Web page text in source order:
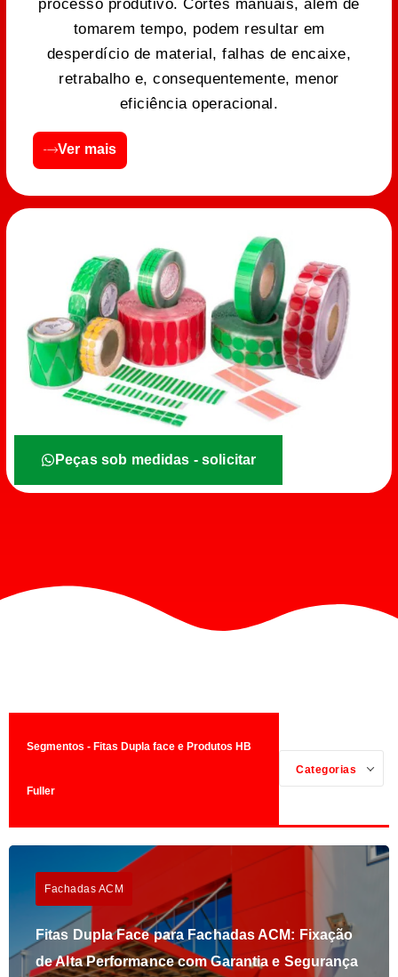
processo produtivo. Cortes manuais, além de
tomarem tempo, podem resultar em
desperdício de material, falhas de encaixe,
retrabalho e, consequentemente, menor
eficiência operacional.
Ver mais
Peças sob medidas - solicitar
Segmentos - Fitas Dupla face e Produtos HB
Fuller
Categorias
Fachadas ACM
Fitas Dupla Face para Fachadas ACM: Fixação
de Alta Performance com Garantia e Segurança